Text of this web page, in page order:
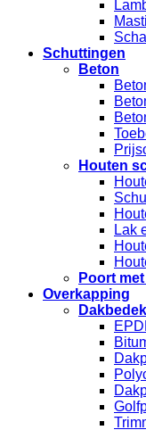
Schuttingen
Beton
Houten
Lak
Poort
Overkapping